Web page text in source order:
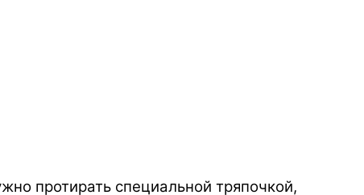
протирать специальной тряпочкой,